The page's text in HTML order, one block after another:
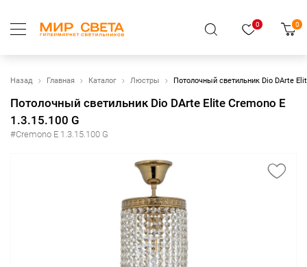
0 0
Назад Главная Каталог Люстры Потолочный светильник Dio DArte
Потолочный светильник Dio DArte Elite Cremono E
1.3.15.100 G
#Cremono E 1.3.15.100 G